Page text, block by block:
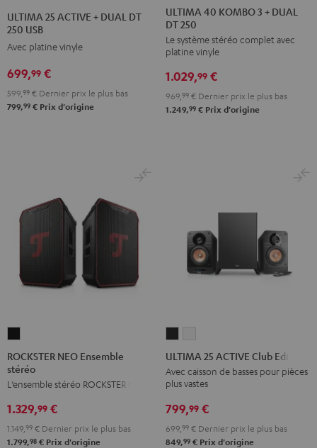
ACTIVE
+
DT
250
USB
ACTIVE
+
DT
250
USB
ULTIMA 25 ACTIVE + DUAL DT
250 USB
Avec platine vinyle
699,99 €
599,99 € Dernier prix le plus bas
799,99 € Prix d'origine
40
KOMBO
3
+
DUAL
DT
250
40
KOMBO
3
+
DUAL
DT
250
ULTIMA 40 KOMBO 3 + DUAL
DT 250
Le système stéréo complet avec
platine vinyle
1.029,99 €
969, 99 € Dernier prix le plus bas
1.249,99 € Prix d'origine
NEO
Ensemble
stéréo
Noir
ROCKSTER NEO Ensemble
stéréo
L’ensemble stéréo ROCKSTER NEO
1.329,99 €
1.149, 99 € Dernier prix le plus bas
1.799,98 € Prix d'origine
25
ACTIVE
Club
Edition
Black
25
ACTIVE
Club
Edition
White
ULTIMA 25 ACTIVE Club Edition
Avec caisson de basses pour pièces
plus vastes
799,99 €
699, 99 € Dernier prix le plus bas
849,99 € Prix d'origine